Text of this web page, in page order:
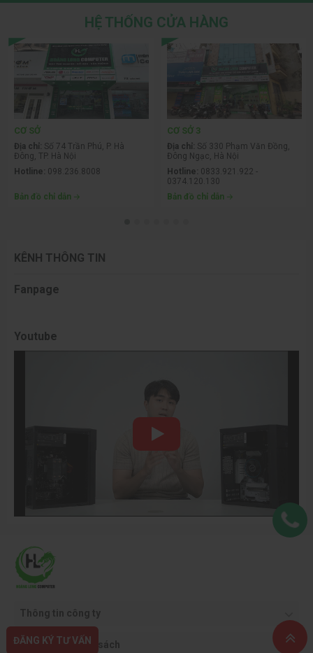
HỆ THỐNG CỬA HÀNG
CƠ SỞ
Địa chỉ: Số 74 Trần Phú, P. Hà
Đông, TP. Hà Nội
Hotline: 098.236.8008
Bản đồ chỉ dẫn
CƠ SỞ 3
Địa chỉ: Số 330 Phạm Văn Đồng,
Đông Ngạc, Hà Nội
Hotline: 0833.921.922 -
0374.120.130
Bản đồ chỉ dẫn
KÊNH THÔNG TIN
Fanpage
Youtube
Thông tin công ty
Quy định & chính sách
ĐĂNG KÝ TƯ VẤN